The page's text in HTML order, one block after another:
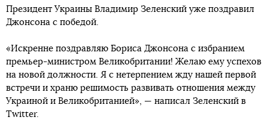
Президент Украины Владимир Зеленский уже поздравил
Джонсона с победой.
«Искренне поздравляю Бориса Джонсона с избранием
премьер-министром Великобритании! Желаю ему успехов
на новой должности. Я с нетерпением жду нашей первой
встречи и храню решимость развивать отношения между
Украиной и Великобританией», — написал Зеленский в
Twitter.